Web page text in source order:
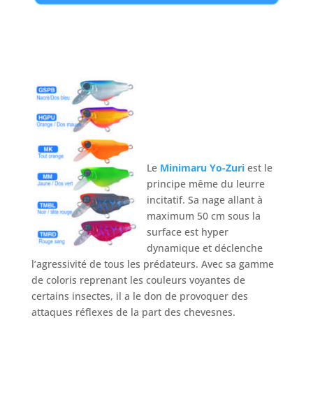
Le Minimaru Yo-Zuri est le
principe même du leurre
incitatif. Sa nage allant à
maximum 50 cm sous la
surface est hyper
dynamique et déclenche
l’agressivité de tous les prédateurs. Avec sa gamme
de coloris reprenant les couleurs voyantes de
certains insectes, il a le don de provoquer des
attaques réflexes de la part des chevesnes.